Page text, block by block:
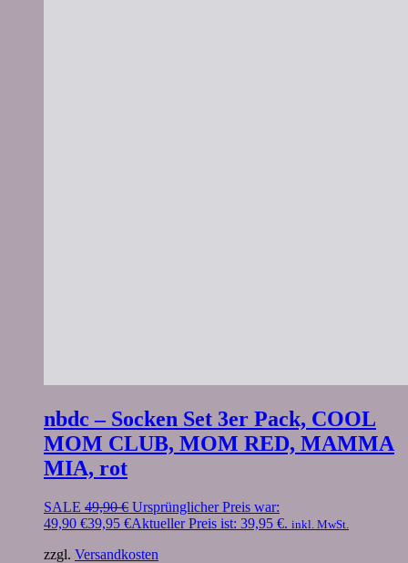
nbdc – Socken Set 3er Pack, COOL
MOM CLUB, MOM RED, MAMMA
MIA, rot
SALE 49,90€ Ursprünglicher Preis war:
49,90 €39,95 €Aktueller Preis ist: 39,95 €. inkl. MwSt.
zzgl. Versandkosten